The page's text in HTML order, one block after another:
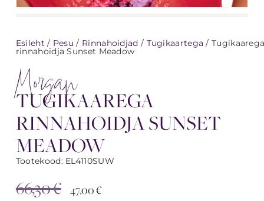
Esileht / Pesu / Rinnahoidjad / Tugikaartega /
rinnahoidja Sunset Meadow
Morgan
TUGIKAAREGA
RINNAHOIDJA SUNSET
MEADOW
Tootekood: EL4110SUW
66,30€ 47,00€